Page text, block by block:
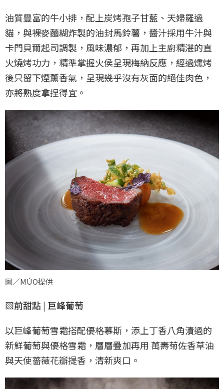
油質豐富的牛小排，配上炭烤孢子甘藍、天婦羅過
貓，與裸麥麵糊炸製的油封馬鈴薯，醬汁採用牛汁與
卡門貝爾起司調製，風味濃郁，再加上主廚精湛的直
火燒烤功力，精準掌握火侯呈現梅納反應，經過燻烤
後只留下煙薰香氣，呈現幾乎沒有灰面的絕佳肉色，
亦將熟度拿捏得宜。
圖／MÚO提供
▧前甜點 | 巨峰葡萄
以巨峰葡萄雪霜搭配優格慕斯，添上丁香八角漬過的
新鮮葡萄與優格雪霜，層層疊加再用 萬壽菊佐香草油
與天使薔薇花瓣提香，清新爽口。